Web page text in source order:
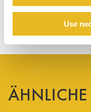
Use
ÄHNLICHE